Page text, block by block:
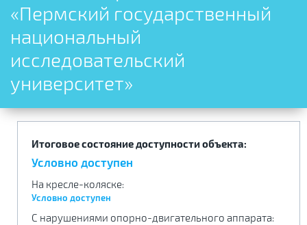
...
«Пермский государственный
национальный
исследовательский
университет»
Итоговое состояние доступности объекта:
Условно доступен
На кресле-коляске:
Условно доступен
С нарушениями опорно-двигательного аппарата: